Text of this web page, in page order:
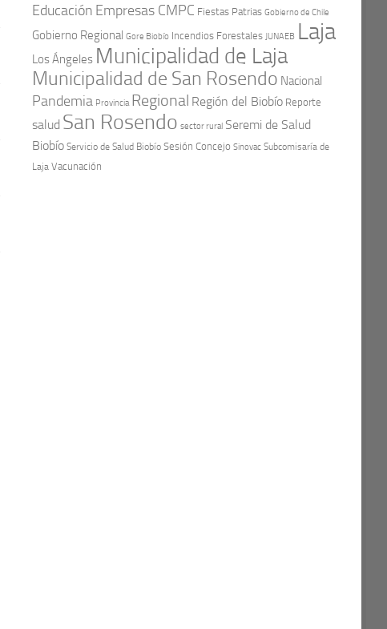
Educación Empresas CMPC Fiestas Patrias Gobierno de Chile
Gobierno Regional Gore Biobío Incendios Forestales JUNAEB Laja
Los Ángeles Municipalidad de Laja
Municipalidad de San Rosendo Nacional
Pandemia Provincia Regional Región del Biobío Reporte
salud San Rosendo sector rural Seremi de Salud
Biobío Servicio de Salud Biobío Sesión Concejo Sinovac Subcomisaría de
Laja Vacunación